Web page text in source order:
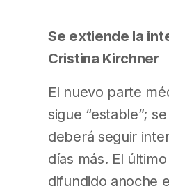
Se extiende la
Cristina Kirchner
El nuevo parte
sigue “estable”;
deberá seguir
días más. El
difundido anoche